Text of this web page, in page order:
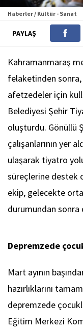
Haberler / Kültür - Sanat
PAYLAŞ
Kahramanmaraş
felaketinden
afetzedeler için
Belediyesi Şehir
oluşturdu. Gönüllü
çalışanlarının yer
ulaşarak tiyatro
süreçlerine destek
ekip, gelecekte
durumundan sonra
Depremzede
Mart ayının
hazırlıklarını
depremzede
Eğitim Merkezi